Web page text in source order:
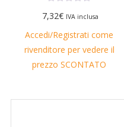
7,32€ IVA inclusa
Accedi/Registrati come
rivenditore per vedere il
prezzo SCONTATO